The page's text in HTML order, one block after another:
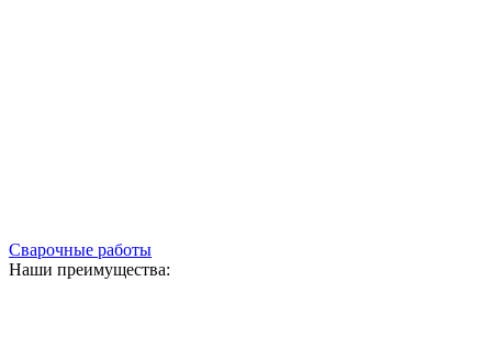
Сварочные работы
Наши преимущества: